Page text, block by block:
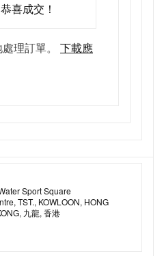
恭喜成交！
理訂單。 下載應
Sport Square
TST., KOWLOON, HONG
九龍, 香港